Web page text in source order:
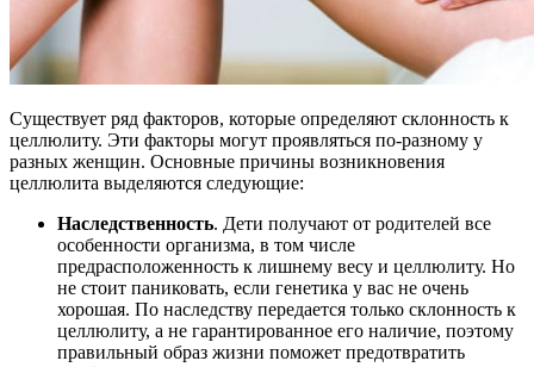
Существует ряд факторов, которые определяют склонность к
целлюлиту. Эти факторы могут проявляться по-разному у
разных женщин. Основные причины возникновения
целлюлита выделяются следующие:
Наследственность. Дети получают от родителей все
особенности организма, в том числе
предрасположенность к лишнему весу и целлюлиту. Но
не стоит паниковать, если генетика у вас не очень
хорошая. По наследству передается только склонность к
целлюлиту, а не гарантированное его наличие, поэтому
правильный образ жизни поможет предотвратить